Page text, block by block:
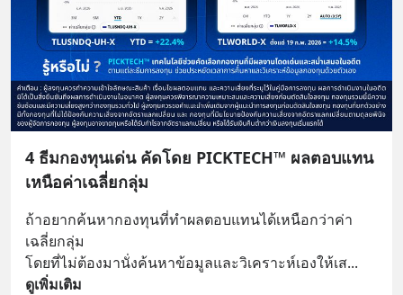
4 ธีมกองทุนเด่น คัดโดย PICKTECH™ ผลตอบแทน
เหนือค่าเฉลี่ยกลุ่ม
ถ้าอยากค้นหากองทุนที่ทำผลตอบแทนได้เหนือกว่าค่า
เฉลี่ยกลุ่ม
โดยที่ไม่ต้องมานั่งค้นหาข้อมูลและวิเคราะห์เองให้เส...
ดูเพิ่มเติม